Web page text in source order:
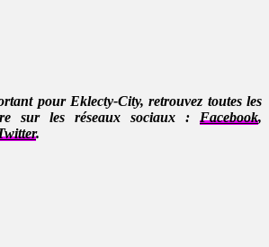
pour Eklecty-City, retrouvez toutes les
sur les réseaux sociaux : Facebook,
.